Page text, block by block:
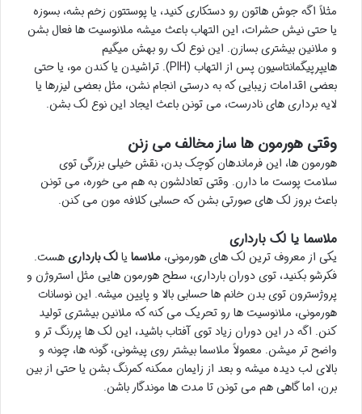
مثلاً اگه جوش هاتون رو دستکاری کنید، یا پوستتون زخم بشه، بسوزه
یا حتی نیش حشرات، این التهاب باعث میشه ملانوسیت ها فعال بشن
و ملانین بیشتری بسازن. این نوع لک رو بهش میگیم
هایپرپیگمانتاسیون پس از التهاب (PIH). تراشیدن یا کندن مو، یا حتی
بعضی اقدامات زیبایی که به درستی انجام نشن، مثل بعضی لیزرها یا
لایه برداری های نادرست، می تونن باعث ایجاد این نوع لک بشن.
وقتی هورمون ها ساز مخالف می زنن
هورمون ها، این فرماندهان کوچک بدن، نقش خیلی بزرگی توی
سلامت پوست ما دارن. وقتی تعادلشون به هم می خوره، می تونن
باعث بروز لک های صورتی بشن که حسابی کلافه مون می کنن.
ملاسما یا لک بارداری
یکی از معروف ترین لک های هورمونی، ملاسمایالک بارداریهست.
فکرشو بکنید، توی دوران بارداری، سطح هورمون هایی مثل استروژن و
پروژسترون توی بدن خانم ها حسابی بالا و پایین میشه. این نوسانات
هورمونی، ملانوسیت ها رو تحریک می کنه که ملانین بیشتری تولید
کنن. اگه در این دوران زیاد توی آفتاب باشید، این لک ها پررنگ تر و
واضح تر میشن. معمولاً ملاسما بیشتر روی پیشونی، گونه ها، چونه و
بالای لب دیده میشه و بعد از زایمان ممکنه کمرنگ بشن یا حتی از بین
برن، اما گاهی هم می تونن تا مدت ها موندگار باشن.